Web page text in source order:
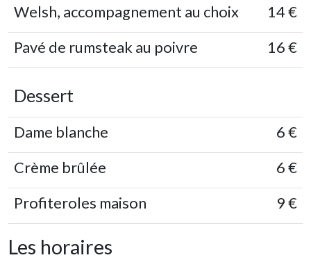
Welsh, accompagnement au choix
14 €
Pavé de rumsteak au poivre
16 €
Dessert
Dame blanche
6 €
Crème brûlée
6 €
Profiteroles maison
9 €
Les horaires